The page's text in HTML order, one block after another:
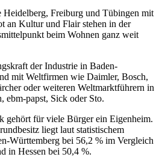
Heidelberg, Freiburg und Tübingen mit
an Kultur und Flair stehen in der
beim Wohnen ganz weit
der Industrie in Baden-
mit Weltfirmen wie Daimler, Bosch,
oder weiteren Weltmarktführern in
ebm-papst, Sick oder Sto.
gehört für viele Bürger ein Eigenheim.
liegt laut statistischem
Württemberg bei 56,2 % im Vergleich
in Hessen bei 50,4 %.